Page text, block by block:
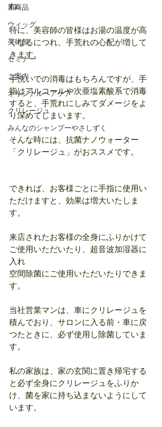
新商品
ウィッグ
美術館
セミナー
ご案内
オリジナルヘアケア
クリレージュ
みんなのシャンプーやさしずく
ね。
特に、美容師の皆様はお湯の温度が高
くなるにつれ、手荒れの心配が増して
きます。
手洗いでの消毒はもちろんですが、手
指はアルコールや次亜塩素酸系で消毒
すると、手荒れにしみてダメージをよ
り深めてしまいます。
そんな時には、抗菌ナノウォーター
「クリレージュ」がおススメです。
できれば、お客様ごとに手指に使用い
ただけますと、効果は増大いたしま
す。
来店されたお客様の全身にふりかけて
ご使用いただいたり、超音波加湿器に
入れ
空間除菌にご使用いただいたりできま
す。
当社営業マンは、車にクリレージュを
積んでおり、サロンに入る前・車に戻
つたときに、必ず使用し除菌していま
す。
私の家族は、家の玄関に置き帰宅する
と必ず全身にクリレージュをふりか
け、菌を家に持ち込まないようにして
います。